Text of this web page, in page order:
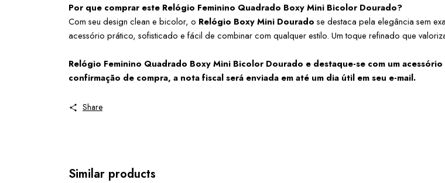
Por que comprar este Relógio Feminino Quadrado Boxy Mini Bicolor Dourado?
Com seu design clean e bicolor, o Relógio Boxy Mini Dourado se destaca pela elegância sem
acessório prático, sofisticado e fácil de combinar com qualquer estilo. Um toque refinado que
Relógio Feminino Quadrado Boxy Mini Bicolor Dourado e destaque-se com um
confirmação de compra, a nota fiscal será enviada em até um dia útil em seu e-mail.
Share
Similar products